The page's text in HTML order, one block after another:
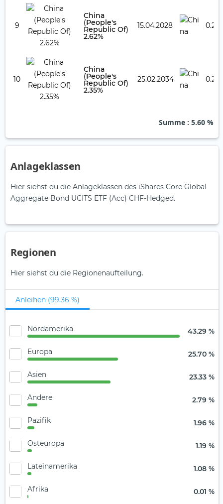
9
China
(People's
Republic Of)
2.62%
15.04.2028 0.26
10
China
(People's
Republic Of)
2.35%
25.02.2034 0.24
Summe : 5.60 %
Anlageklassen
Hier siehst du die Anlageklassen des iShares Core Global
Aggregate Bond UCITS ETF (Acc) CHF-Hedged.
Regionen
Hier siehst du die Regionenaufteilung.
Anleihen (99.36 %)
Nordamerika 43.29 %
Europa 25.70 %
Asien 23.33 %
Andere 2.79 %
Pazifik 1.96 %
Osteuropa 1.19 %
Lateinamerika 1.08 %
Afrika 0.01 %